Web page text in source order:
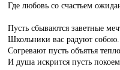
Где любовь со счастьем
Пусть сбываются заветные
Школьники вас радуют собою.
Согревают пусть объятья
И душа искрится пусть покоем.